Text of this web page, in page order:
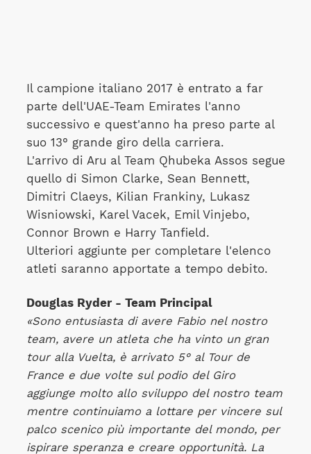
Il campione italiano 2017 è entrato a far
parte dell'UAE-Team Emirates l'anno
successivo e quest'anno ha preso parte al
suo 13° grande giro della carriera.
L'arrivo di Aru al Team Qhubeka Assos segue
quello di Simon Clarke, Sean Bennett,
Dimitri Claeys, Kilian Frankiny, Lukasz
Wisniowski, Karel Vacek, Emil Vinjebo,
Connor Brown e Harry Tanfield.
Ulteriori aggiunte per completare l'elenco
atleti saranno apportate a tempo debito.
Douglas Ryder - Team Principal
«Sono entusiasta di avere Fabio nel nostro
team, avere un atleta che ha vinto un gran
tour alla Vuelta, è arrivato 5° al Tour de
France e due volte sul podio del Giro
aggiunge molto allo sviluppo del nostro team
mentre continuiamo a lottare per vincere sul
palco scenico più importante del mondo, per
ispirare speranza e creare opportunità. La